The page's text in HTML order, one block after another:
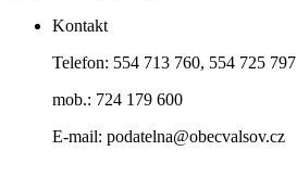
Kontakt
Telefon: 554 713 760, 554 725 797
mob.: 724 179 600
E-mail: podatelna@obecvalsov.cz